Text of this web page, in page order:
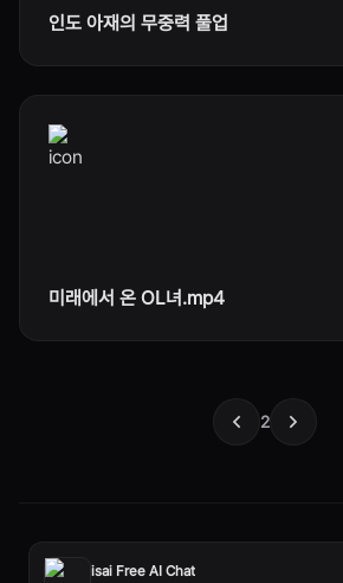
인도 아재의 무중력 풀업
미래에서 온 OL녀.mp4
2
isai Free AI Chat